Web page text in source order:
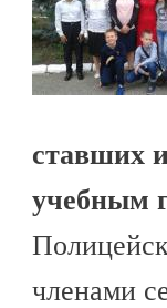
ставших
учебным
членами